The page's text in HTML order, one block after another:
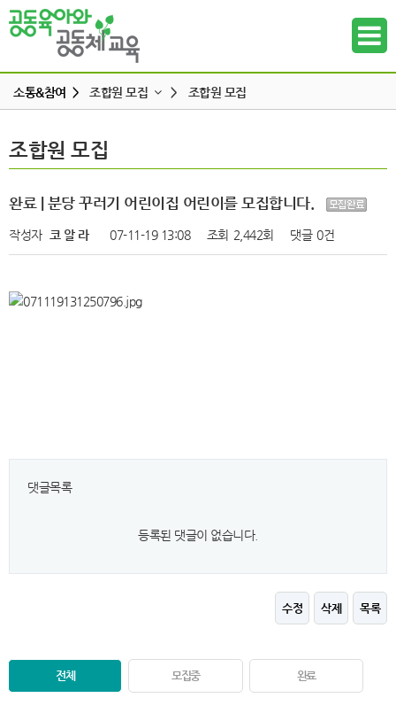
하위메뉴
소통&참여 > 조합원 모집 >
공동육아 ing
터전 소식
교사모집/교사구직
알리고 싶어요
조합원 모집
조합원 모집
완료 | 분당 꾸러기 어린이집 어린이를 모집합니다.
작성자 코 알 라 07-11-19 13:08 조회 2,442회 댓글 0건
댓글목록
등록된 댓글이 없습니다.
수정 삭제 목록
전체 모집중 완료